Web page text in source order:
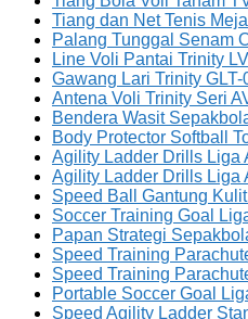
Tiang dan Net Tenis
Palang Tunggal Senam
Line Voli Pantai Trinity
Gawang Lari Trinity GLT-
Antena Voli Trinity Seri
Bendera Wasit
Body Protector Softball
Agility Ladder Drills Liga
Agility Ladder Drills Liga
Speed Ball Gantung
Soccer Training Goal
Papan Strategi
Speed Training
Speed Training
Portable Soccer Goal
Speed Agility Ladder